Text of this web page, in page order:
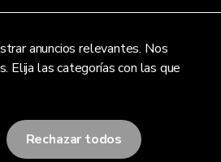
anuncios relevantes. Nos
Elija las categorías con las que
Rechazar todos